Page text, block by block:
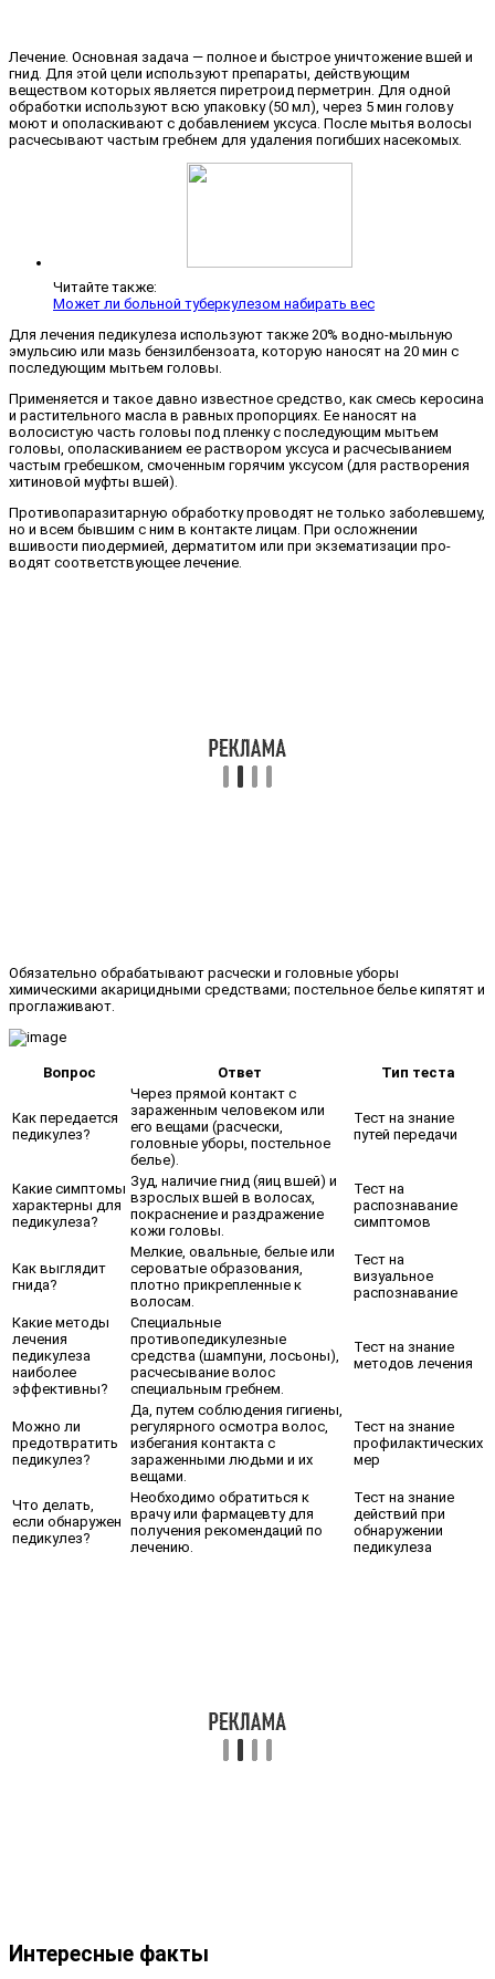
Лечение. Основная задача — полное и быстрое уничтожение вшей и
гнид. Для этой цели используют препараты, дей­ствующим
веществом которых является пиретроид перметрин. Для одной
обра­ботки используют всю упаковку (50 мл), через 5 мин голову
моют и ополаскива­ют с добавлением уксуса. После мытья волосы
расчесывают частым гребнем для удаления погибших насекомых.
Читайте также:
Может ли больной туберкулезом набирать вес
Для лечения педикулеза использу­ют также 20% водно-мыльную
эмульсию или мазь бензилбензоата, которую на­носят на 20 мин с
последующим мытьем головы.
Применяется и такое давно извест­ное средство, как смесь керосина
и рас­тительного масла в равных пропорциях. Ее наносят на
волосистую часть голо­вы под пленку с последующим мытьем
головы, ополаскиванием ее раствором уксуса и расчесыванием
частым гребеш­ком, смоченным горячим уксусом (для растворения
хитиновой муфты вшей).
Противопаразитарную обработ­ку проводят не только заболевшему,
но и всем бывшим с ним в контакте лицам. При осложнении
вшивости пиодермией, дерматитом или при экзематизации про­
водят соответствующее лечение.
Обязательно обрабатывают рас­чески и головные уборы
химическими акарицидными средствами; постельное белье кипятят и
проглаживают.
Вопрос Ответ Тип теста
Как передается
педикулез?
Через прямой контакт с
зараженным человеком или
его вещами (расчески,
головные уборы, постельное
белье).
Тест на знание
путей передачи
Какие симптомы
характерны для
педикулеза?
Зуд, наличие гнид (яиц вшей) и
взрослых вшей в волосах,
покраснение и раздражение
кожи головы.
Тест на
распознавание
симптомов
Как выглядит
гнида?
Мелкие, овальные, белые или
сероватые образования,
плотно прикрепленные к
волосам.
Тест на
визуальное
распознавание
Какие методы
лечения
педикулеза
наиболее
эффективны?
Специальные
противопедикулезные
средства (шампуни, лосьоны),
расчесывание волос
специальным гребнем.
Тест на знание
методов лечения
Можно ли
предотвратить
педикулез?
Да, путем соблюдения гигиены,
регулярного осмотра волос,
избегания контакта с
зараженными людьми и их
вещами.
Тест на знание
профилактических
мер
Что делать,
если обнаружен
педикулез?
Необходимо обратиться к
врачу или фармацевту для
получения рекомендаций по
лечению.
Тест на знание
действий при
обнаружении
педикулеза
Интересные факты